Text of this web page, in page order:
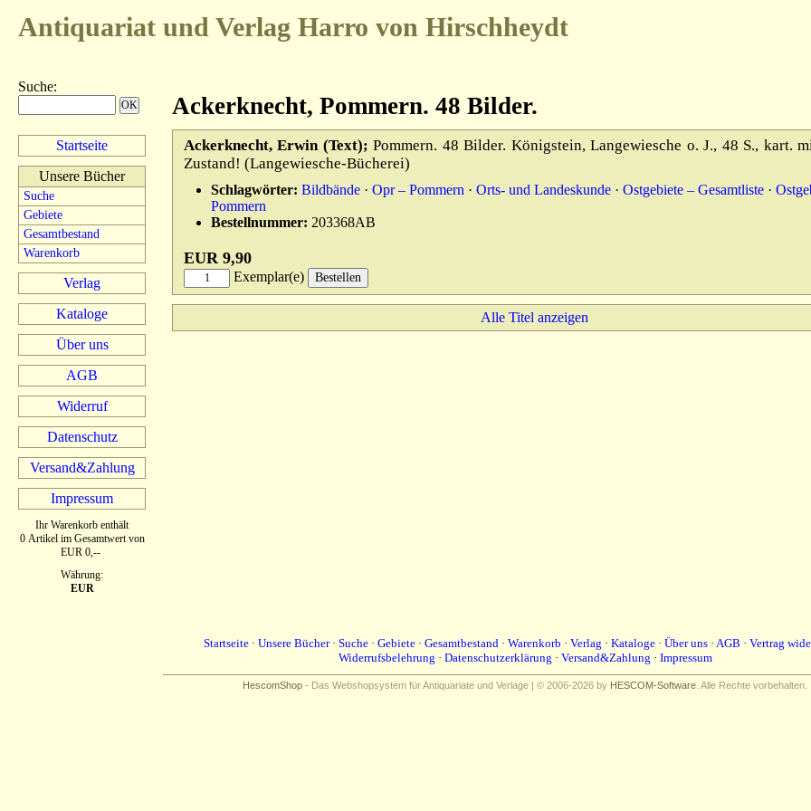
Antiquariat und Verlag Harro von Hirschheydt
Suche:
Startseite
Unsere Bücher
Suche
Gebiete
Gesamtbestand
Warenkorb
Verlag
Kataloge
Über uns
AGB
Widerruf
Datenschutz
Versand&Zahlung
Impressum
Ihr Warenkorb enthält
0 Artikel im Gesamtwert von
EUR 0,--
Währung:
EUR
Ackerknecht, Pommern. 48 Bilder.
Ackerknecht, Erwin (Text); Pommern. 48 Bilder. Königstein, Langewiesche o. J., 48 S., kart.
Zustand! (Langewiesche-Bücherei)
Schlagwörter: Bildbände · Opr – Pommern · Orts- und Landeskunde · Ostgebiete – Gesamtliste ·
Pommern
Bestellnummer: 203368AB
EUR 9,90
Exemplar(e)
Alle Titel anzeigen
Startseite · Unsere Bücher· Suche · Gebiete · Gesamtbestand · Warenkorb · Verlag · Kataloge · Über uns · AGB · Vertrag
Widerrufsbelehrung · Datenschutzerklärung · Versand&Zahlung · Impressum
HescomShop - Das Webshopsystem für Antiquariate und Verlage | © 2006-2026 by HESCOM-Software . Alle Rechte vorbehalten.